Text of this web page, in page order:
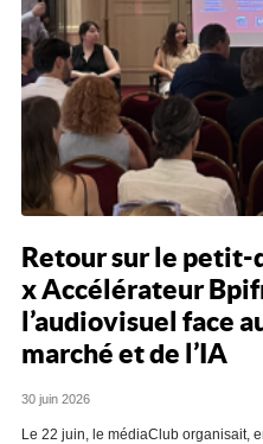
Retour sur le
x Accélérateur
l’audiovisuel face
marché et de l’IA
30 juin 2026
Le 22 juin, le médiaClub organisait,